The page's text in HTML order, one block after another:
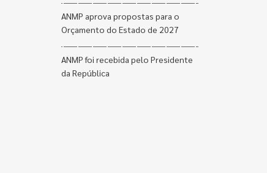
ANMP aprova propostas para o
Orçamento do Estado de 2027
ANMP foi recebida pelo Presidente
da República